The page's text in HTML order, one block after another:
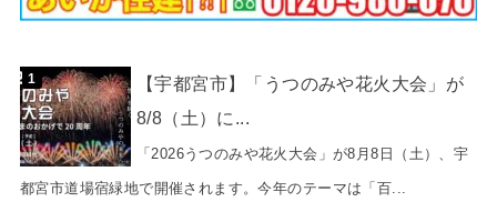
【宇都宮市】「うつのみや花火大会」が
8/8（土）に...
「2026うつのみや花火大会」が8月8日（土）、宇
都宮市道場宿緑地で開催されます。今年のテーマは「百...